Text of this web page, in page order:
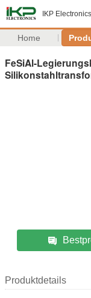
IKP
Home
FeSiAl-
Produktdetails